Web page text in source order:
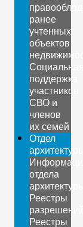
ранее
учтенных
объектов
поддержка
участников
СВО и
членов
их семей
Отдел
отдела
Реестры
Реестры